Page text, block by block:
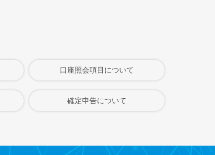
口座照会項目について
確定申告について